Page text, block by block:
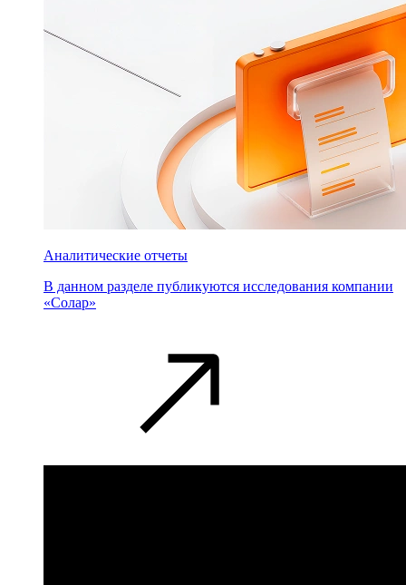
Аналитические отчеты
В данном разделе публикуются исследования компании
«Солар»